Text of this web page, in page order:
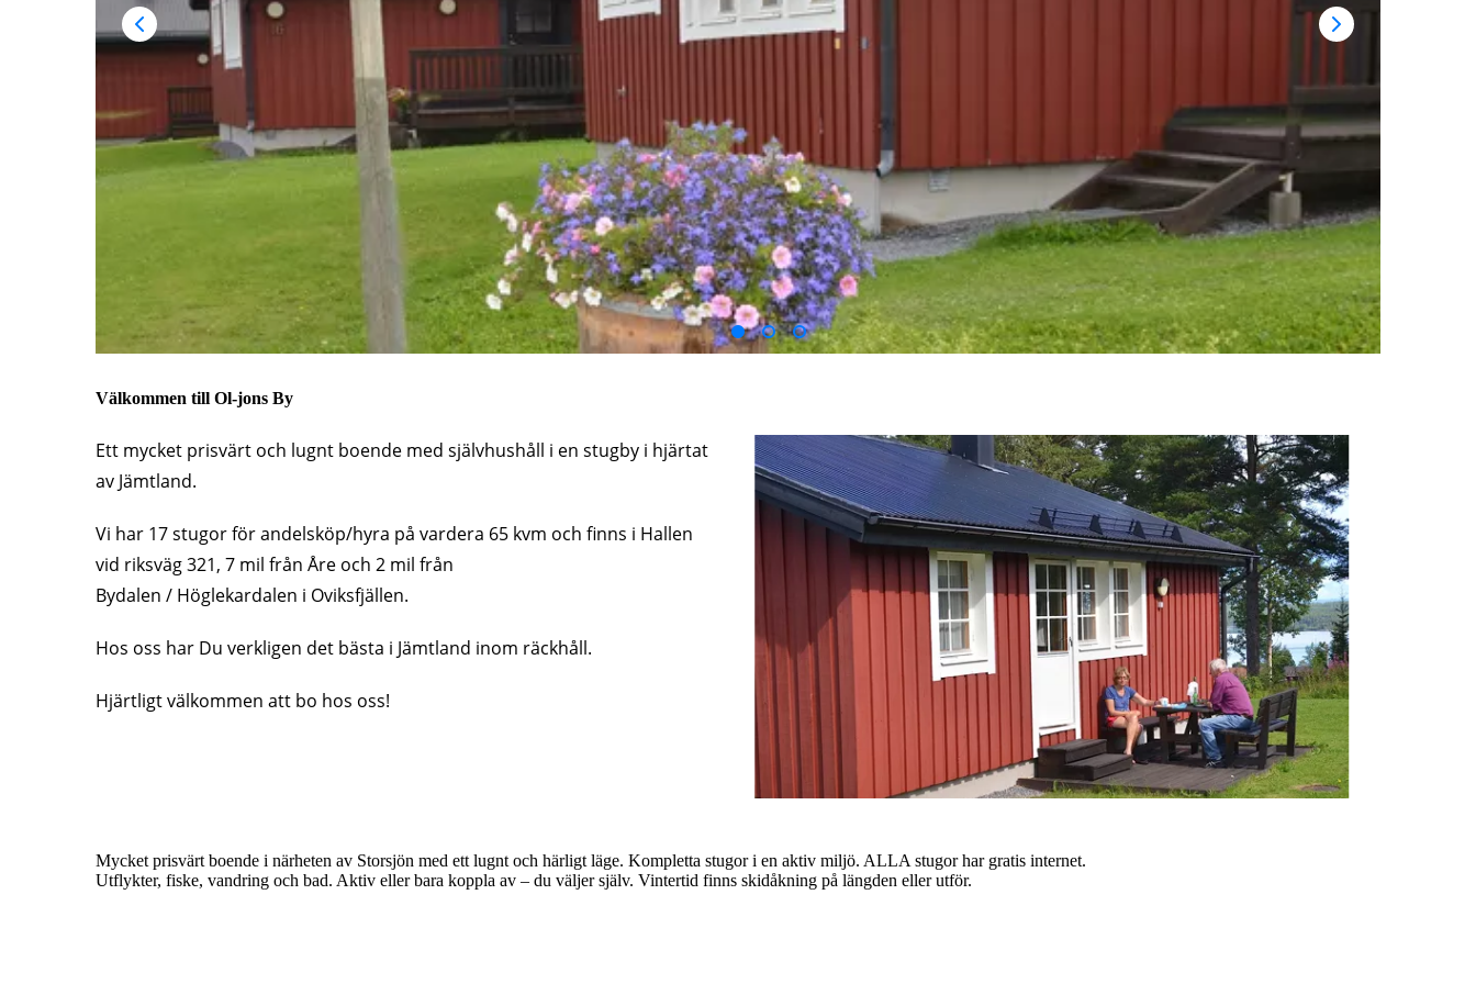
Välkommen till Ol-jons By
Ett mycket prisvärt och lugnt boende med självhushåll i en stugby i hjärtat
av Jämtland.
Vi har 17 stugor för andelsköp/hyra på vardera 65 kvm och finns i Hallen
vid riksväg 321, 7 mil från Åre och 2 mil från
Bydalen / Höglekardalen i Oviksfjällen.
Hos oss har Du verkligen det bästa i Jämtland inom räckhåll.
Hjärtligt välkommen att bo hos oss!
Mycket prisvärt boende i närheten av Storsjön med ett lugnt och härligt läge. Kompletta stugor i en aktiv miljö. ALLA stugor har gratis internet.
Utflykter, fiske, vandring och bad. Aktiv eller bara koppla av – du väljer själv. Vintertid finns skidåkning på längden eller utför.